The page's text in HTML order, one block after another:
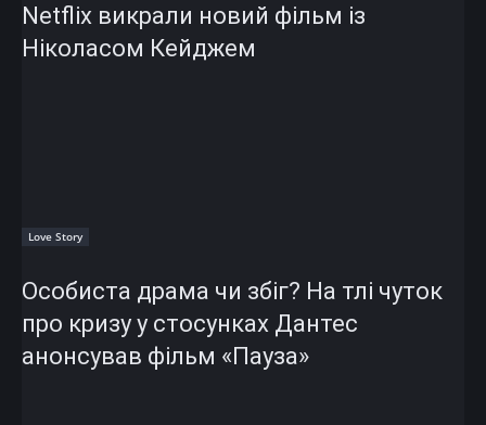
Netflix викрали новий фільм із
Ніколасом Кейджем
Love Story
Особиста драма чи збіг? На тлі чуток
про кризу у стосунках Дантес
анонсував фільм «Пауза»